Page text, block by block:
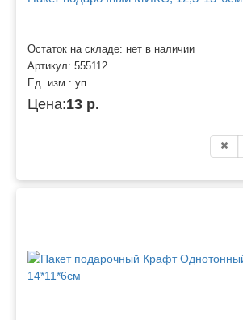
Остаток на складе: нет в наличии
Артикул: 555112
Ед. изм.: уп.
Цена:13 р.